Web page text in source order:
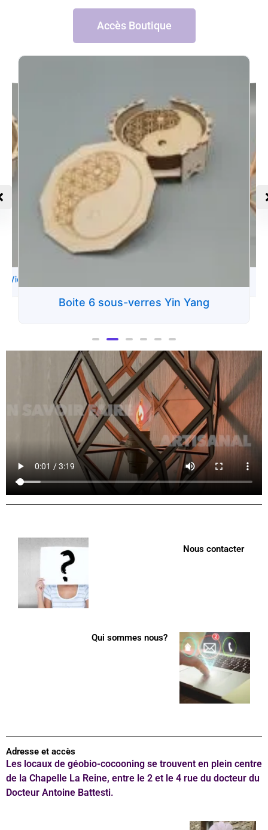
Accès Boutique
Vie
Boite 6 sous-verres Yin Yang
Nous contacter
Qui sommes nous?
Adresse et accès
Les locaux de géobio-cocooning se trouvent en plein centre
de la Chapelle La Reine, entre le 2 et le 4 rue du docteur du
Docteur Antoine Battesti.